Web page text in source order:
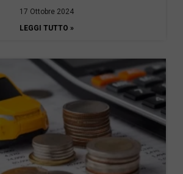
17 Ottobre 2024
LEGGI TUTTO »